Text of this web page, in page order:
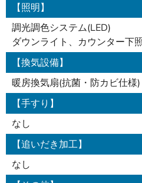
【照明】
調光調色システム(LED)
ダウンライト、カウンター下
【換気設備】
暖房換気扇(抗菌・防カビ仕様
【手すり】
なし
【追いだき加工】
なし